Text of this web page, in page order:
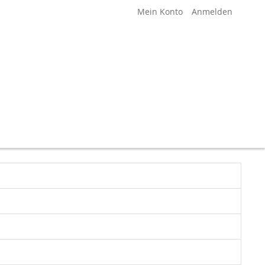
Mein Konto Anmelden